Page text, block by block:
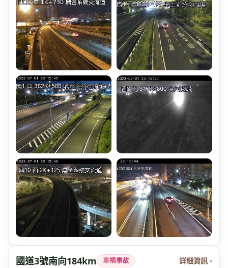
國道3號南向184km 車禍事故 詳細資訊 ›